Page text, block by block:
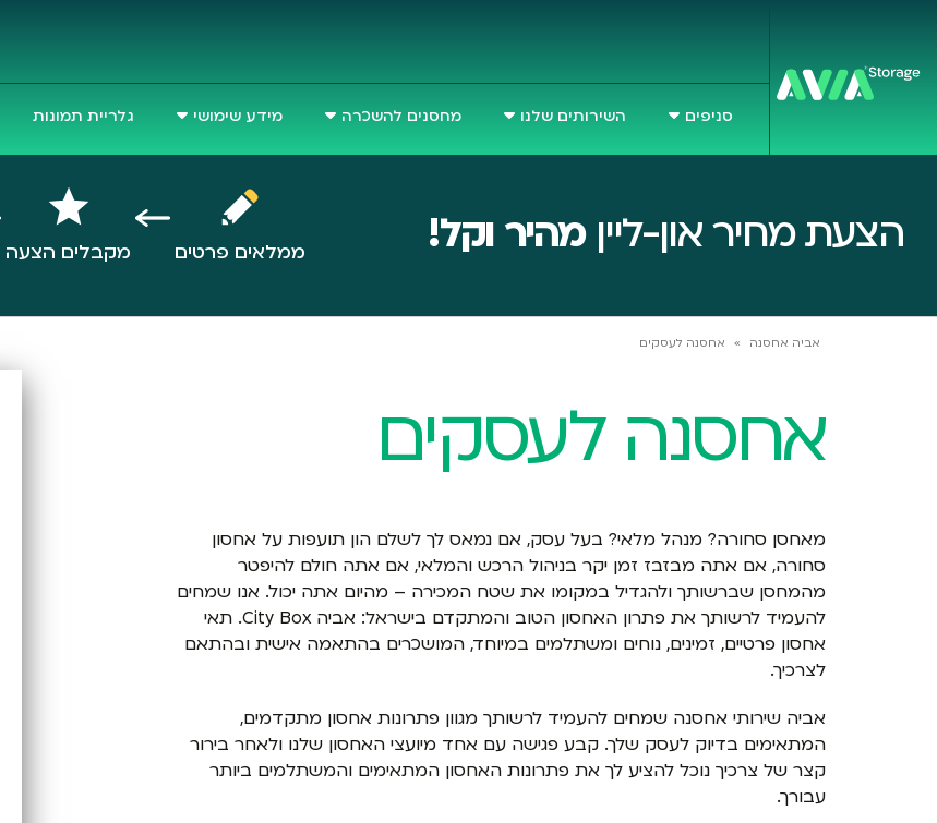
סניפים השירותים שלנו מחסנים להשכרה מידע שימושי גלריית תמונות
הצעת מחיר און-לייןמהיר וקל! ממלאים פרטים מקבלים הצעה
אביה אחסנה » אחסנה לעסקים
אחסנה לעסקים
מאחסן סחורה? מנהל מלאי? בעל עסק, אם נמאס לך לשלם הון תועפות על אחסון
סחורה, אם אתה מבזבז זמן יקר בניהול הרכש והמלאי, אם אתה חולם להיפטר
מהמחסן שברשותך ולהגדיל במקומו את שטח המכירה – מהיום אתה יכול. אנו שמחים
להעמיד לרשותך את פתרון האחסון הטוב והמתקדם בישראל: אביה City Box. תאי
אחסון פרטיים, זמינים, נוחים ומשתלמים במיוחד, המושכרים בהתאמה אישית ובהתאם
לצרכיך.
אביה שירותי אחסנה שמחים להעמיד לרשותך מגוון פתרונות אחסון מתקדמים,
המתאימים בדיוק לעסק שלך. קבע פגישה עם אחד מיועצי האחסון שלנו ולאחר בירור
קצר של צרכיך נוכל להציע לך את פתרונות האחסון המתאימים והמשתלמים ביותר
עבורך.